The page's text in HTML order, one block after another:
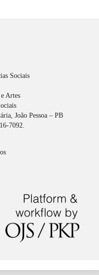
Sociais
Artes
João Pessoa – PB
7092.